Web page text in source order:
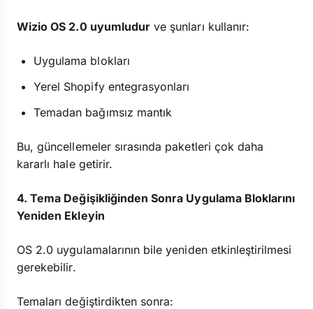
Wizio OS 2.0 uyumludur ve şunları kullanır:
Uygulama blokları
Yerel Shopify entegrasyonları
Temadan bağımsız mantık
Bu, güncellemeler sırasında paketleri çok daha
kararlı hale getirir.
4. Tema Değişikliğinden Sonra Uygulama Bloklarını
Yeniden Ekleyin
OS 2.0 uygulamalarının bile yeniden etkinleştirilmesi
gerekebilir.
Temaları değiştirdikten sonra: